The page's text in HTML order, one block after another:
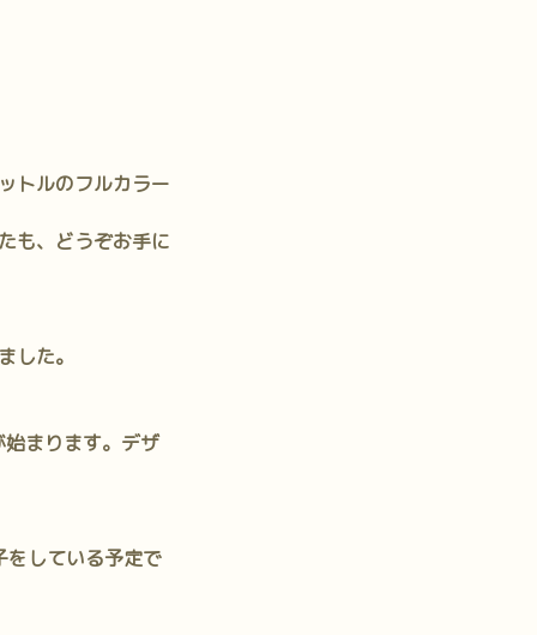
トルのフルカラー
も、どうぞお手に
した。
まります。デザ
をしている予定で